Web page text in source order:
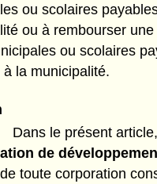
ou scolaires
ou à rembourser
ou scolaires
à la municipalité.
Dans le présent article,
de
toute corporation